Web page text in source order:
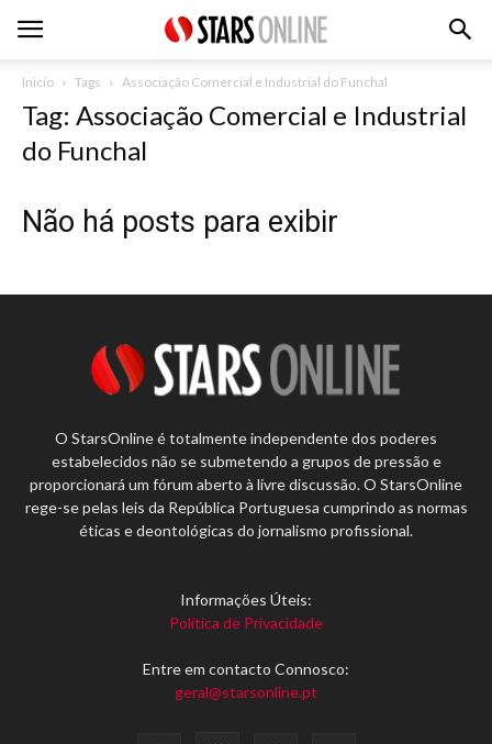
Inicio Tags Associação Comercial e Industrial do Funchal
Tag: Associação Comercial e Industrial
do Funchal
Não há posts para exibir
O StarsOnline é totalmente independente dos poderes
estabelecidos não se submetendo a grupos de pressão e
proporcionará um fórum aberto à livre discussão. O StarsOnline
rege-se pelas leis da República Portuguesa cumprindo as normas
éticas e deontológicas do jornalismo profissional.
Informações Úteis:
Política de Privacidade
Entre em contacto Connosco:
geral@starsonline.pt